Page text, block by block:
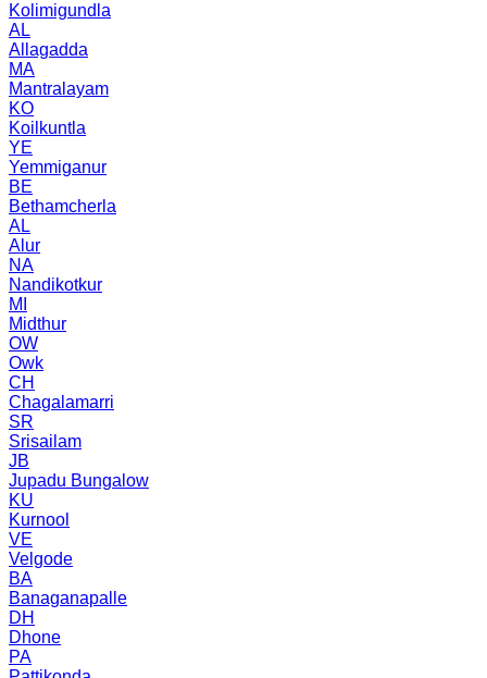
Kolimigundla
AL
Allagadda
MA
Mantralayam
KO
Koilkuntla
YE
Yemmiganur
BE
Bethamcherla
AL
Alur
NA
Nandikotkur
MI
Midthur
OW
Owk
CH
Chagalamarri
SR
Srisailam
JB
Jupadu Bungalow
KU
Kurnool
VE
Velgode
BA
Banaganapalle
DH
Dhone
PA